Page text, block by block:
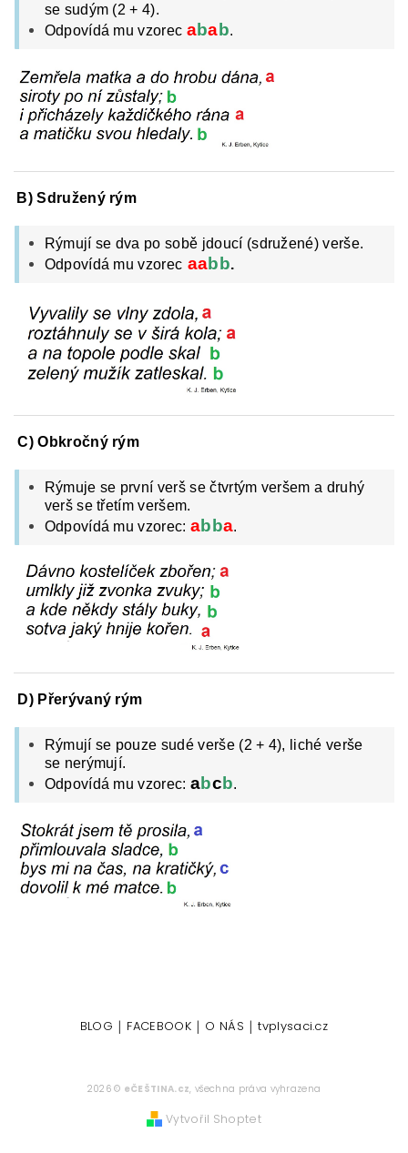
se sudým (2 + 4).
Odpovídá mu vzorec abab.
B) Sdružený rým
Rýmují se dva po sobě jdoucí (sdružené) verše.
Odpovídá mu vzorec aabb.
C) Obkročný rým
Rýmuje se první verš se čtvrtým veršem a druhý
verš se třetím veršem.
Odpovídá mu vzorec: abba.
D) Přerývaný rým
Rýmují se pouze sudé verše (2 + 4), liché verše
se nerýmují.
Odpovídá mu vzorec: abcb.
BLOG | FACEBOOK | O NÁS | tvplysaci.cz
2026 © eČEŠTINA.cz, všechna práva vyhrazena
Vytvořil Shoptet